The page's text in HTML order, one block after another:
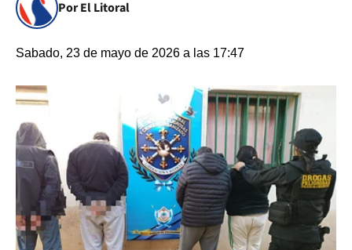
Por El Litoral
Sabado, 23 de mayo de 2026 a las 17:47